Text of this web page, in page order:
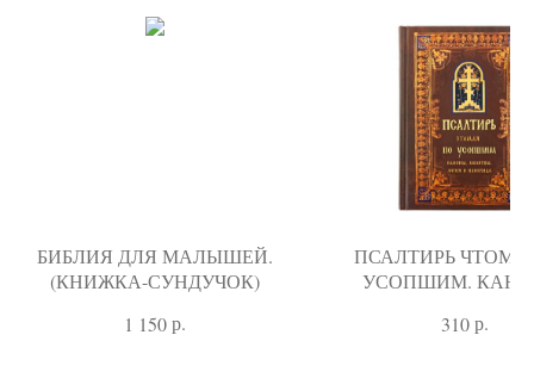
БИБЛИЯ ДЛЯ МАЛЫШЕЙ.
(КНИЖКА-СУНДУЧОК)
1 150р.
ПСАЛТИРЬ
УСОПШИМ.
ПАНИХИДА
310р.